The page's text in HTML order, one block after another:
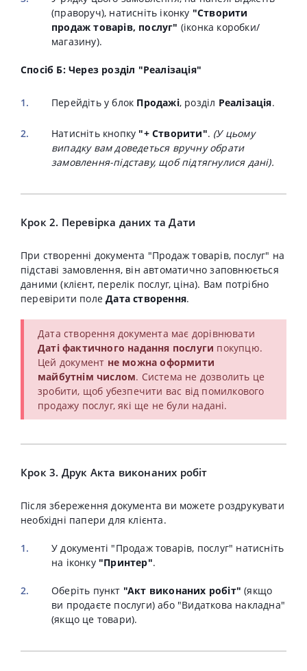
(праворуч), натисніть іконку "Створити
продаж товарів, послуг" (іконка коробки/
магазину).
Спосіб Б: Через розділ "Реалізація"
Перейдіть у блок Продажі, розділ Реалізація.
Натисніть кнопку "+ Створити". (У цьому
випадку вам доведеться вручну обрати
замовлення-підставу, щоб підтягнулися дані).
Крок 2. Перевірка даних та Дати
При створенні документа "Продаж товарів, послуг" на
підставі замовлення, він автоматично заповнюється
даними (клієнт, перелік послуг, ціна). Вам потрібно
перевірити полеДата створення.
Дата створення документа має дорівнювати
Даті фактичного надання послуги покупцю.
Цей документ не можна оформити
майбутнім числом. Система не дозволить це
зробити, щоб убезпечити вас від помилкового
продажу послуг, які ще не були надані.
Крок 3. Друк Акта виконаних робіт
Після збереження документа ви можете роздрукувати
необхідні папери для клієнта.
У документі "Продаж товарів, послуг" натисніть
на іконку "Принтер".
Оберіть пункт "Акт виконаних робіт" (якщо
ви продаєте послуги) або "Видаткова накладна"
(якщо це товари).